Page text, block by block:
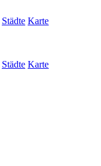
Städte Karte
Städte Karte